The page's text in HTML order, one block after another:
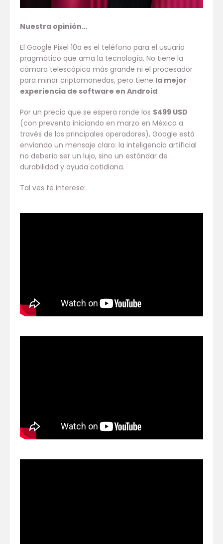
Nuestra opinión…
El Google Pixel 10a es el teléfono para el usuario
pragmático que ama la tecnología. No tiene la
cámara telescópica más grande ni el procesador
para minar criptomonedas, pero tiene la mejor
experiencia de software en Android.
Por un precio que se espera ronde los $499 USD
(con preventa iniciando en marzo en México a
través de los principales operadores), Google está
enviando un mensaje claro: la inteligencia artificial
no debería ser un lujo, sino un estándar de
durabilidad y ayuda cotidiana.
Tal ves te interese: